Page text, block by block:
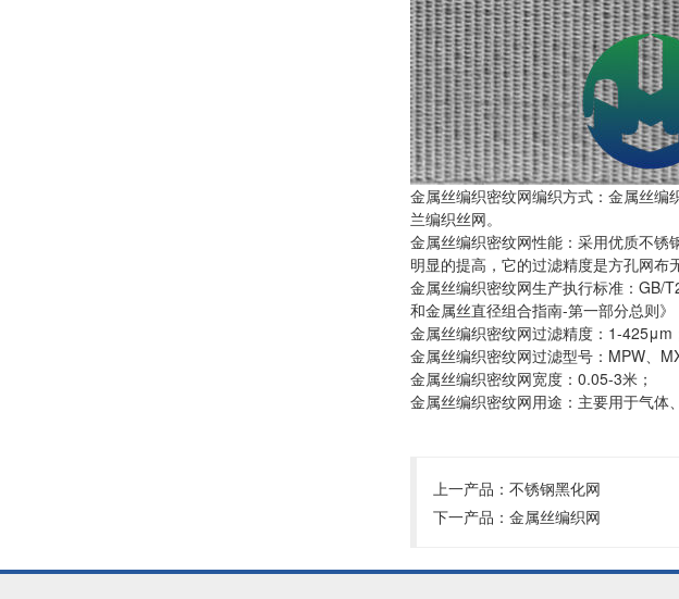
金属丝编织密纹网编织方式：金属丝编
兰编织丝网。
金属丝编织密纹网性能：采用优质不锈
明显的提高，它的过滤精度是方孔网布
金属丝编织密纹网生产执行标准：GB/
和金属丝直径组合指南-第一部分总则》
金属丝编织密纹网过滤精度：1-425μm
金属丝编织密纹网过滤型号：MPW、
金属丝编织密纹网宽度：0.05-3米；
金属丝编织密纹网用途：主要用于气体
上一产品： 不锈钢黑化网
下一产品： 金属丝编织网